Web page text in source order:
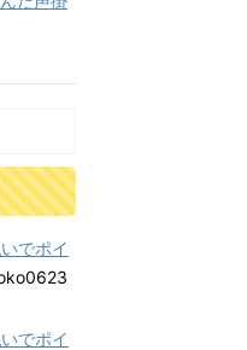
でポイ
でポイ